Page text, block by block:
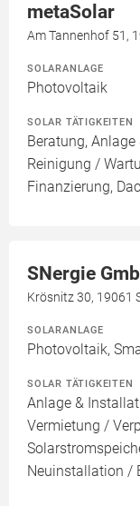
metaSolar
Am Tannenhof 51,
SOLARANLAGE
Photovoltaik
SOLAR TÄTIGKEITEN
Beratung,
Reinigung /
Finanzierung,
SNergie
Krösnitz 30, 19061
SOLARANLAGE
Photovoltaik,
SOLAR TÄTIGKEITEN
Anlage &
Vermietung /
Neuinstallation /